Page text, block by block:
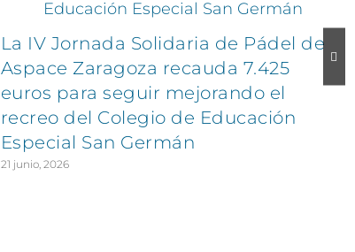
La IV Jornada Solidaria de Pádel de
Aspace Zaragoza recauda 7.425
euros para seguir mejorando el
recreo del Colegio de Educación
Especial San Germán
21 junio, 2026